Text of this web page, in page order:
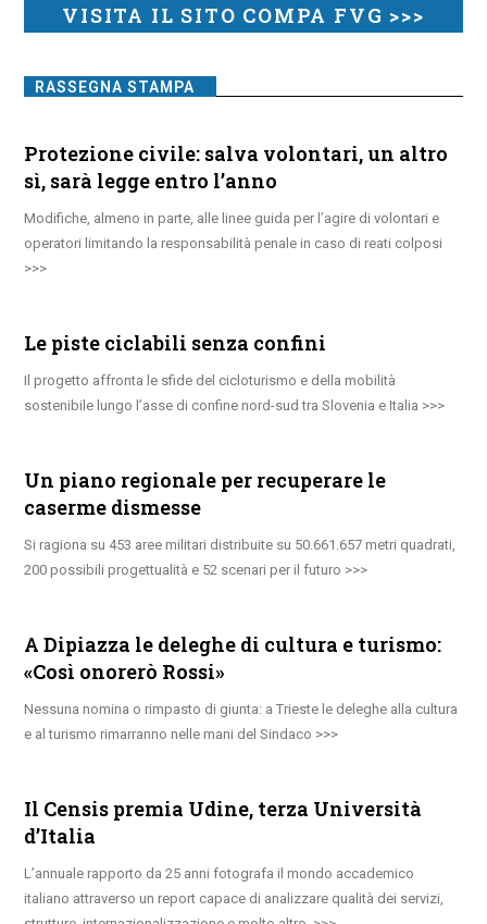
VISITA IL SITO COMPA FVG >>>
RASSEGNA STAMPA
Protezione civile: salva volontari, un altro
sì, sarà legge entro l’anno
Modifiche, almeno in parte, alle linee guida per l’agire di volontari e
operatori limitando la responsabilità penale in caso di reati colposi
Le piste ciclabili senza confini
Il progetto affronta le sfide del cicloturismo e della mobilità
sostenibile lungo l’asse di confine nord-sud tra Slovenia e Italia
Un piano regionale per recuperare le
caserme dismesse
Si ragiona su 453 aree militari distribuite su 50.661.657 metri quadrati,
200 possibili progettualità e 52 scenari per il futuro
A Dipiazza le deleghe di cultura e turismo:
«Così onorerò Rossi»
Nessuna nomina o rimpasto di giunta: a Trieste le deleghe alla cultura
e al turismo rimarranno nelle mani del Sindaco
Il Censis premia Udine, terza Università
d’Italia
L’annuale rapporto da 25 anni fotografa il mondo accademico
italiano attraverso un report capace di analizzare qualità dei servizi,